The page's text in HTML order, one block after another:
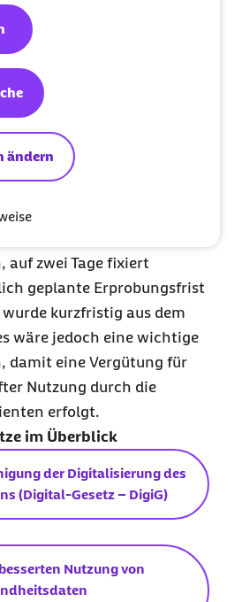
ändern
Die Nutzung wird
möglich sein und
probatorische Sitzungen
den Ampel-
ursprünglich geplanten
Gesundheitsanwendungen
So soll die Frist, innerhalb
die ärztliche Verordnung
auf zwei Tage fixiert
geplante Erprobungsfrist
wurde kurzfristig aus dem
wäre jedoch eine wichtige
damit eine Vergütung für
Nutzung durch die
erfolgt.
im Überblick
der Digitalisierung des
(Digital-Gesetz – DigiG)
Nutzung von